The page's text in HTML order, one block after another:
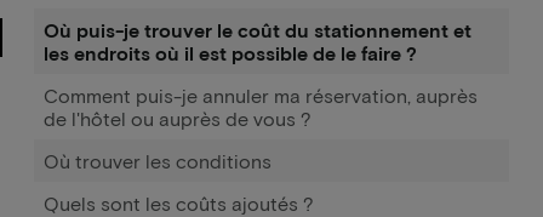
Où puis-je trouver le coût du stationnement et
les endroits où il est possible de le faire ?
Comment puis-je annuler ma réservation, auprès
de l'hôtel ou auprès de vous ?
Où trouver les conditions
Quels sont les coûts ajoutés ?